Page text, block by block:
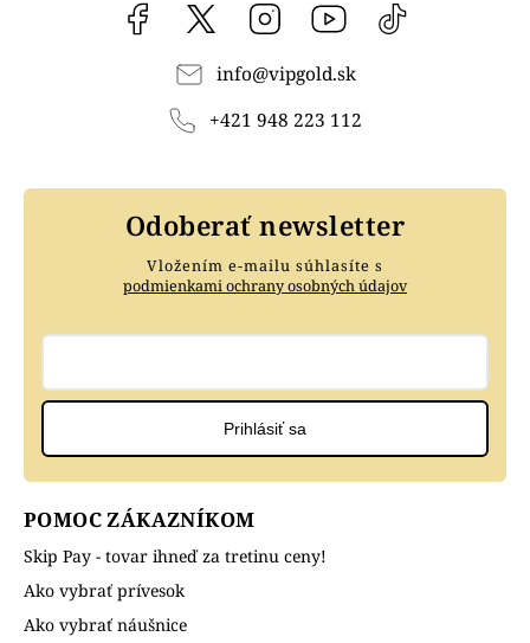
Facebook vipgoldsk Instagram YouTube
info@vipgold.sk
+421 948 223 112
POMOC ZÁKAZNÍKOM
Skip Pay - tovar ihneď za tretinu ceny!
Ako vybrať prívesok
Ako vybrať náušnice
Odoberať newsletter
Vložením e-mailu súhlasíte s
podmienkami ochrany osobných údajov
Prihlásiť sa